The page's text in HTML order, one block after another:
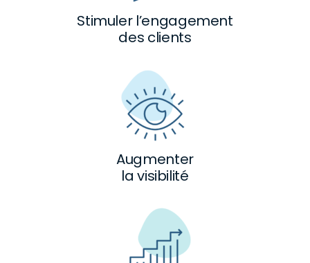
Stimuler l’engagement
des clients
Augmenter
la visibilité